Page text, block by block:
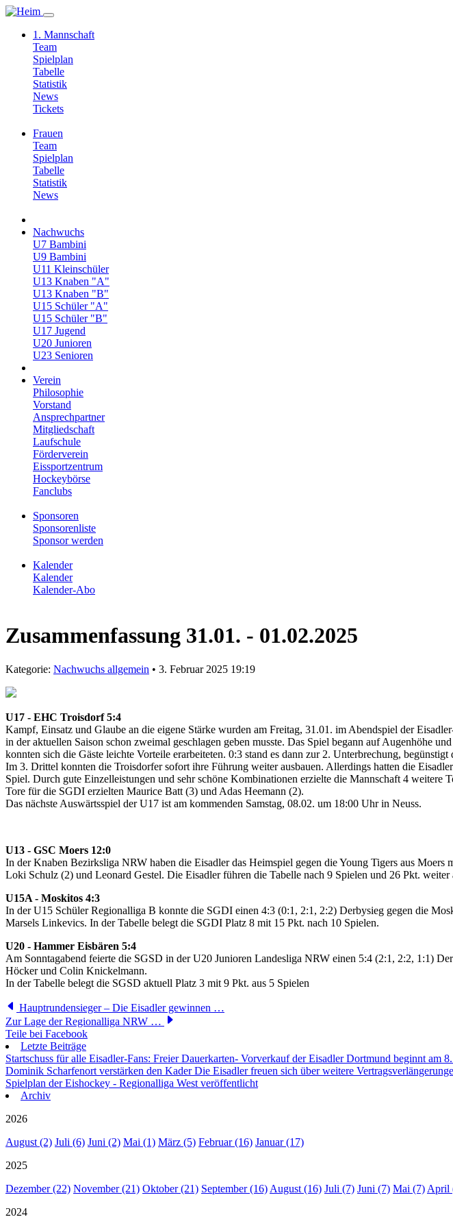
1. Mannschaft
Team
Spielplan
Tabelle
Statistik
News
Tickets
Frauen
Team
Spielplan
Tabelle
Statistik
News
Nachwuchs
U7 Bambini
U9 Bambini
U11 Kleinschüler
U13 Knaben "A"
U13 Knaben "B"
U15 Schüler "A"
U15 Schüler "B"
U17 Jugend
U20 Junioren
U23 Senioren
Verein
Philosophie
Vorstand
Ansprechpartner
Mitgliedschaft
Laufschule
Förderverein
Eissportzentrum
Hockeybörse
Fanclubs
Sponsoren
Sponsorenliste
Sponsor werden
Kalender
Kalender
Kalender-Abo
Zusammenfassung 31.01. - 01.02.2025
Kategorie: Nachwuchs allgemein • 3. Februar 2025 19:19
U17 - EHC Troisdorf 5:4
Kampf, Einsatz und Glaube an die eigene Stärke wurden am Freitag, 31.01. im Abendspiel der
in der aktuellen Saison schon zweimal geschlagen geben musste. Das Spiel begann auf Augenhöhe
konnten sich die Gäste leichte Vorteile erarbeiteten. 0:3 stand es dann zur 2. Unterbrechung,
Im 3. Drittel konnten die Troisdorfer sofort ihre Führung weiter ausbauen. Allerdings hatten die
Spiel. Durch gute Einzelleistungen und sehr schöne Kombinationen erzielte die Mannschaft 4 weitere
Tore für die SGDI erzielten Maurice Batt (3) und Adas Heemann (2).
Das nächste Auswärtsspiel der U17 ist am kommenden Samstag, 08.02. um 18:00 Uhr in Neuss.
U13 - GSC Moers 12:0
In der Knaben Bezirksliga NRW haben die Eisadler das Heimspiel gegen die Young Tigers aus
Loki Schulz (2) und Leonard Gestel. Die Eisadler führen die Tabelle nach 9 Spielen und 26 Pkt. weiter
U15A - Moskitos 4:3
In der U15 Schüler Regionalliga B konnte die SGDI einen 4:3 (0:1, 2:1, 2:2) Derbysieg gegen die
Marsels Linkevics. In der Tabelle belegt die SGDI Platz 8 mit 15 Pkt. nach 10 Spielen.
U20 - Hammer Eisbären 5:4
Am Sonntagabend feierte die SGSD in der U20 Junioren Landesliga NRW einen 5:4 (2:1, 2:2, 1:1)
Höcker und Colin Knickelmann.
In der Tabelle belegt die SGSD aktuell Platz 3 mit 9 Pkt. aus 5 Spielen
Hauptrundensieger – Die Eisadler gewinnen …
Zur Lage der Regionalliga NRW …
Teile bei Facebook
Letzte Beiträge
Startschuss für alle Eisadler-Fans: Freier Dauerkarten- Vorverkauf der Eisadler Dortmund beginnt am
Dominik Scharfenort verstärken den KaderDie Eisadler freuen sich über weitere
Spielplan der Eishockey - Regionalliga West veröffentlicht
Archiv
2026
August (2) Juli (6) Juni (2) Mai (1) März (5) Februar (16) Januar (17)
2025
Dezember (22) November (21) Oktober (21) September (16) August (16) Juli (7) Juni (7) Mai (7) April
2024